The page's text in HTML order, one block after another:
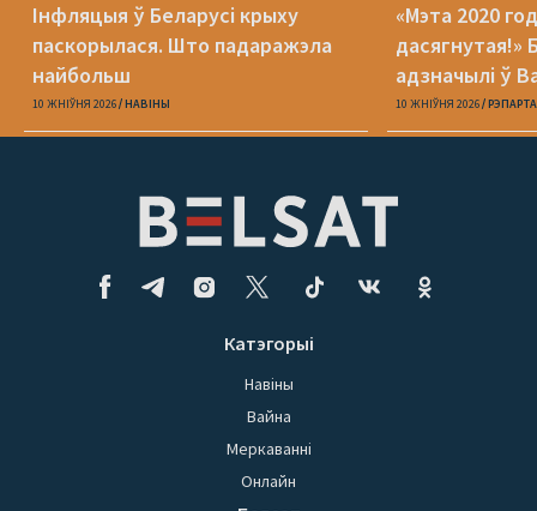
Інфляцыя ў Беларусі крыху
паскорылася. Што падаражэла
найбольш
10 ЖНІЎНЯ 2026 НАВІНЫ
«Мэта 2020
дасягнутая!»
адзначылі ў
годнасці
10 ЖНІЎНЯ 2026
Катэгорыі
Навіны
Вайна
Меркаванні
Онлайн